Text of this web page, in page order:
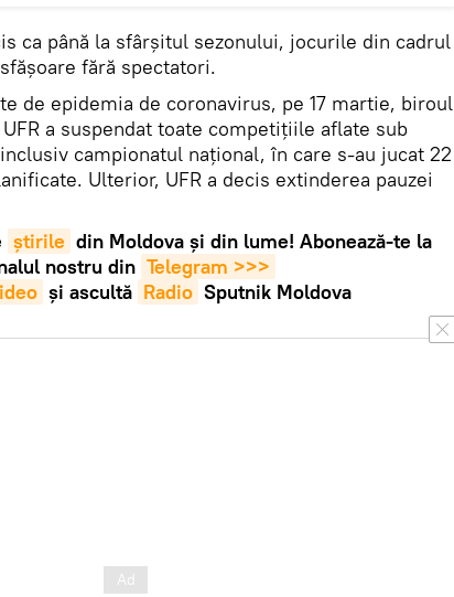
ca până la sfârșitul sezonului, jocurile din cadrul
fără spectatori.
de epidemia de coronavirus, pe 17 martie, biroul
a suspendat toate competițiile aflate sub
campionatul național, în care s-au jucat 22
Ulterior, UFR a decis extinderea pauzei
știrile din Moldova și din lume! Abonează-te la
nostru din Telegram >>>
și ascultă Radio Sputnik Moldova